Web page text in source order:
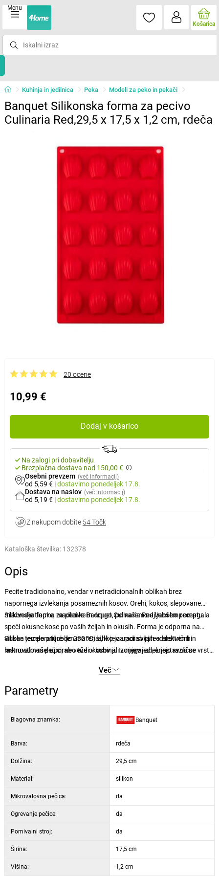
Menu
Košarica
Kuhinja in jedilnica Peka Modeli za peko in pekači
Banquet Silikonska forma za pecivo
Culinaria Red,29,5 x 17,5 x 1,2 cm, rdeča
20 ocene
10,99 €
Dodaj v košarico
Na zalogi pri dobavitelju
Brezplačna dostava nad 150,00 €
Osebni prevzem (več informacij)
od 5,59 € |dostavimo ponedeljek 17.8.
Dostava na naslov (več informacij)
od 5,19 € |dostavimo ponedeljek 17.8.
Z nakupom dobite 54 Točk
Kataloška številka: 132378
Opis
Pecite tradicionalno, vendar v netradicionalnih oblikah brez
napornega izvlekanja posameznih kosov. Orehi, kokos, slepovane
medvedje tlapke, madlenke in drugo, po vašem najljubšem receptu.
Silikonska forma za pecivo Banquet Culinaria Red vam bo pomagala
speči okusne kose po vaših željah in okusih. Forma je odporna na
visoke temperature do 230 °C, lahko jo uporabljate v električni in
mikrovalovni pečici, ne veže okusov ali vonjav jedi, enostavno se
Silikon je zelo priljubljen material, ki je zaradi svojih edinstvenih
lastnosti našel uporabo tudi v kuhinji. Iz njega izdelujejo različne vrste
vrste kuhinjskih pripomočkov in še mnoge druge izdelke.
Več
Parametry
Blagovna znamka: Banquet
Barva: rdeča
Dolžina: 29,5 cm
Material: silikon
Mikrovalovna pečica: da
Ogrevanje pečice: da
Pomivalni stroj: da
Širina: 17,5 cm
Višina: 1,2 cm